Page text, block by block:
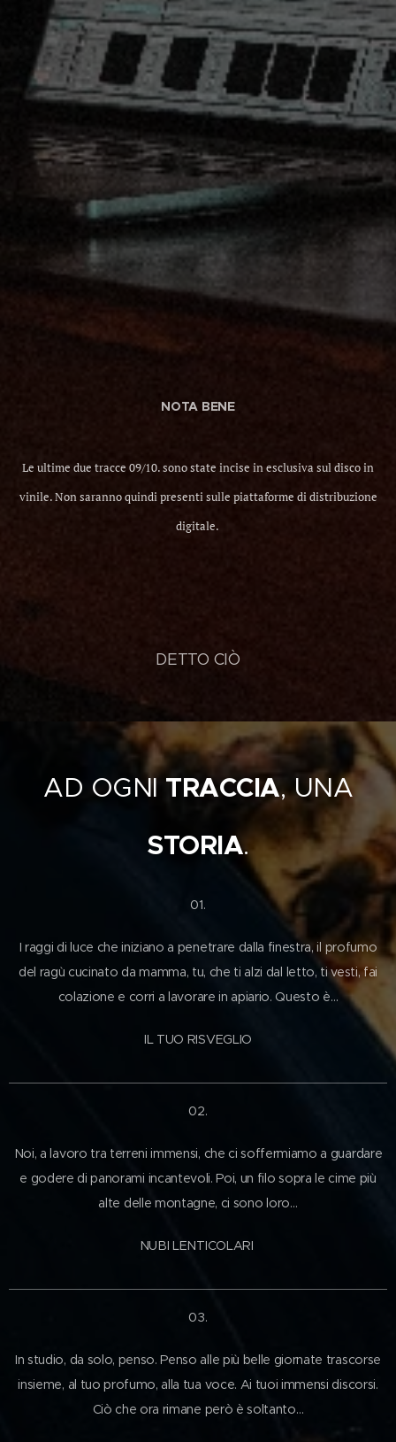
NOTA BENE
Le ultime due tracce 09/10. sono state incise in esclusiva sul disco in
vinile. Non saranno quindi presenti sulle piattaforme di distribuzione
digitale.
DETTO CIÒ
AD OGNI TRACCIA, UNA
STORIA.
01.
I raggi di luce che iniziano a penetrare dalla finestra, il profumo
del ragù cucinato da mamma, tu, che ti alzi dal letto, ti vesti, fai
colazione e corri a lavorare in apiario. Questo è…
IL TUO RISVEGLIO
02.
Noi, a lavoro tra terreni immensi, che ci soffermiamo a guardare
e godere di panorami incantevoli. Poi, un filo sopra le cime più
alte delle montagne, ci sono loro…
NUBI LENTICOLARI
03.
In studio, da solo, penso. Penso alle più belle giornate trascorse
insieme, al tuo profumo, alla tua voce. Ai tuoi immensi discorsi.
Ciò che ora rimane però è soltanto…